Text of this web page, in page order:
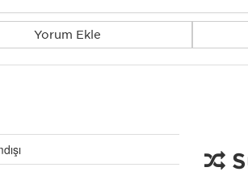
Yorum Ekle